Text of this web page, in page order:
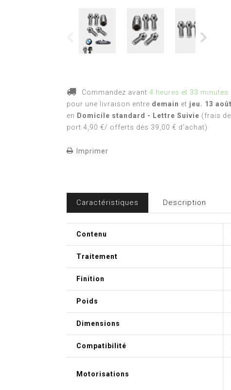
Commandez avant 4 heures et 33 minutes
pour une livraison entre demain et jeu. 13 août
en Domicile standard - Lettre Suivie (frais de
port 4,90 €/ offerts dès 39,00 € d'achat)
Imprimer
Caractéristiques Description
Contenu
Traitement
Finition
Poids
Dimensions
Compatibilité
Motorisations